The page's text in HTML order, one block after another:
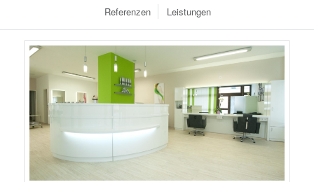
Referenzen Leistungen